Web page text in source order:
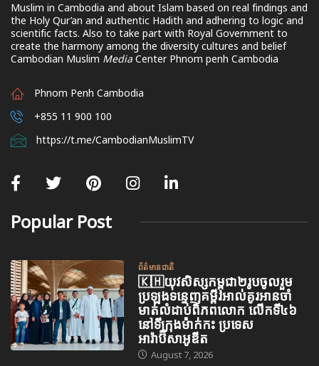
Muslim in Cambodia and about Islam based on real findings and
the Holy Qur’an and authentic Hadith and adhering to logic and
scientific facts. Also to take part with Royal Government to
create the harmony among the diversity cultures and belief
Cambodian Muslim Media Center Phnom penh Cambodia
Phnom Penh Cambodia
+855 11 900 100
https://t.me/CambodianMuslimTV
Popular Post
ព័ត៌មានជាតិ
🇰🇭យុវសិស្សកម្ពុជា២រូបចូលរួម
ប្រឡងទន្ទេញគម្ពីរអាល់គូរអានចាំ
មាត់លំដាប់ពិភពលោក លើកទី៤៦
នៅទីក្រុងម៉ាក់កះ ប្រទេស
អារ៉ាប៊ីសាអូឌីត
August 7, 2026